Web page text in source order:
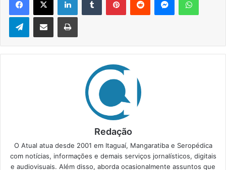
Telegram
Redação
O Atual atua desde 2001 em Itaguaí, Mangaratiba e Seropédica
com notícias, informações e demais serviços jornalísticos, digitais
e audiovisuais. Além disso, aborda ocasionalmente assuntos que